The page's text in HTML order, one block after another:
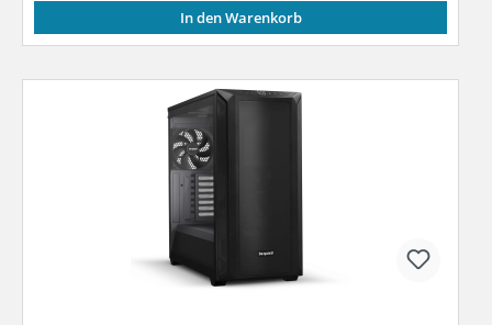
In den Warenkorb